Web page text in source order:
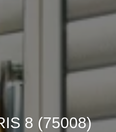
8 (75008)